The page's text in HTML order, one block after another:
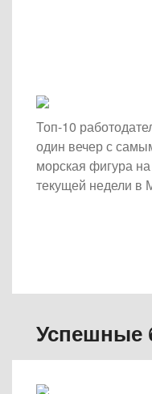
Топ-10
один вечер с
морская фигура
текущей недели в
Успешные